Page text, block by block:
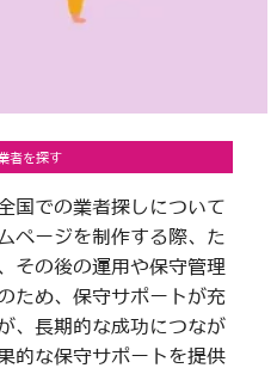
者を探す
国での業者探しについて
ページを制作する際、た
その後の運用や保守管理
ため、保守サポートが充
、長期的な成功につなが
的な保守サポートを提供